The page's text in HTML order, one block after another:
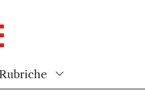
Rubriche